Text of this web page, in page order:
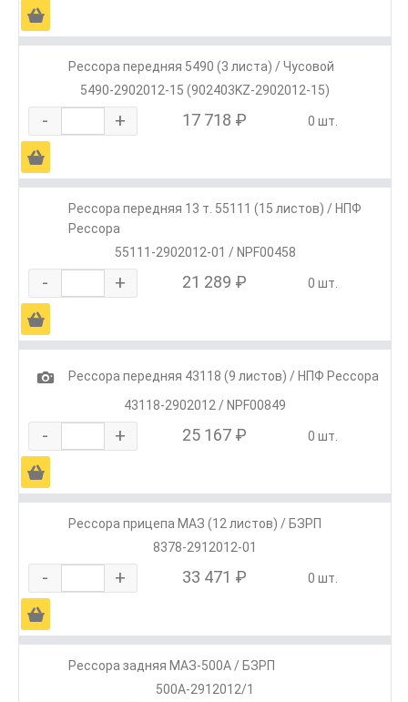
Ä
Рессора передняя 5490 (3 листа) / Чусовой
5490-2902012-15 (902403KZ-2902012-15)
- + 17 718 ₽ 0 шт.
Ä
Рессора передняя 13 т. 55111 (15 листов) / НПФ
Рессора
55111-2902012-01 / NPF00458
- + 21 289 ₽ 0 шт.
Ä
1
Рессора передняя 43118 (9 листов) / НПФ Рессора
43118-2902012 / NPF00849
- + 25 167 ₽ 0 шт.
Ä
Рессора прицепа МАЗ (12 листов) / БЗРП
8378-2912012-01
- + 33 471 ₽ 0 шт.
Ä
Рессора задняя МАЗ-500А / БЗРП
500А-2912012/1